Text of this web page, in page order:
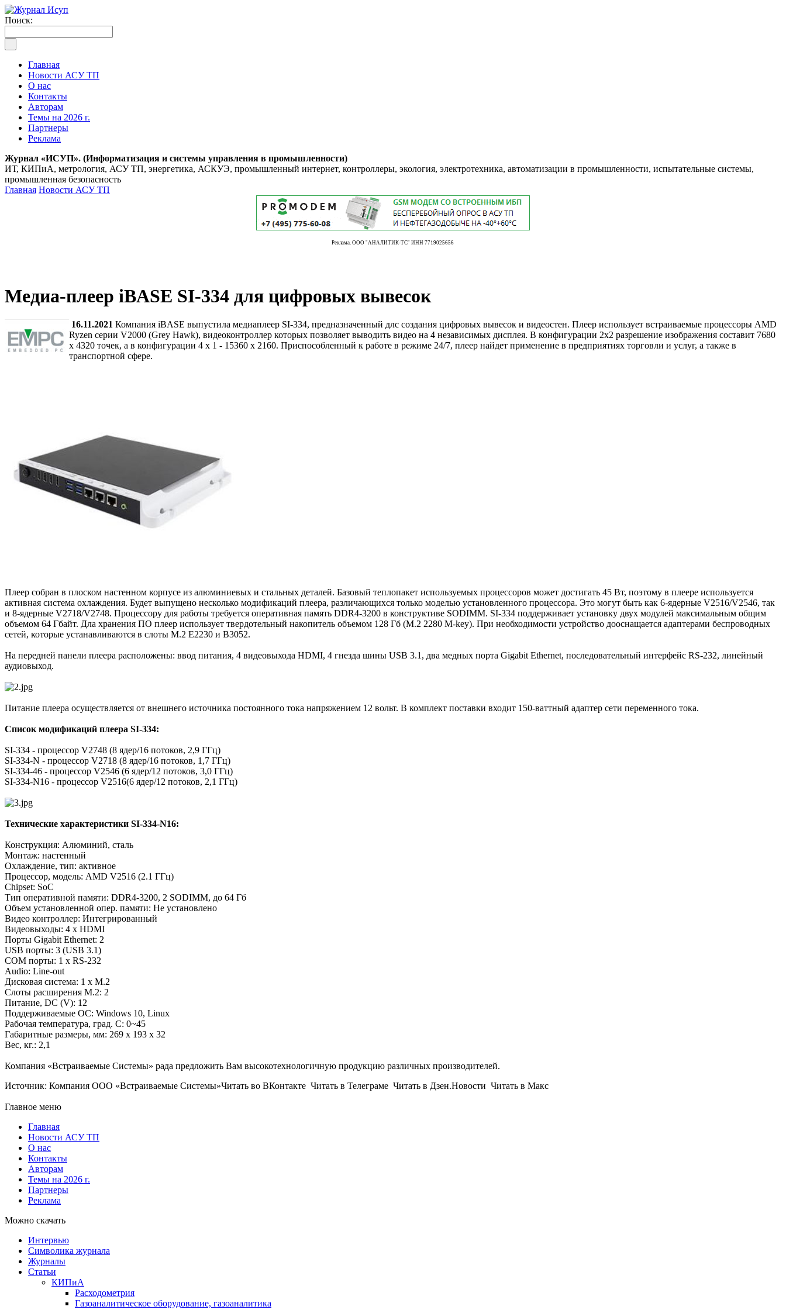
Поиск:
Главная
Новости АСУ ТП
О нас
Контакты
Авторам
Темы на 2026 г.
Партнеры
Реклама
Журнал «ИСУП». (Информатизация и системы управления в промышленности)
ИТ, КИПиА, метрология, АСУ ТП, энергетика, АСКУЭ, промышленный интернет, контроллеры, экология, электротехника, автоматизации в промышленности, испытательные системы,
промышленная безопасность
Главная Новости АСУ ТП
Реклама. ООО "АНАЛИТИК-ТС" ИНН 7719025656
Медиа-плеер iBASE SI-334 для цифровых вывесок
16.11.2021 Компания iBASE выпустила медиаплеер SI-334, предназначенный длс создания цифровых вывесок и видеостен. Плеер использует встраиваемые процессоры AMD
Ryzen серии V2000 (Grey Hawk), видеоконтроллер которых позволяет выводить видео на 4 независимых дисплея. В конфигурации 2x2 разрешение изображения составит 7680
x 4320 точек, а в конфигурации 4 x 1 - 15360 x 2160. Приспособленный к работе в режиме 24/7, плеер найдет применение в предприятиях торговли и услуг, а также в
транспортной сфере.
Плеер собран в плоском настенном корпусе из алюминиевых и стальных деталей. Базовый теплопакет используемых процессоров может достигать 45 Вт, поэтому в плеере используется
активная система охлаждения. Будет выпущено несколько модификаций плеера, различающихся только моделью установленного процессора. Это могут быть как 6-ядерные V2516/V2546, так
и 8-ядерные V2718/V2748. Процессору для работы требуется оперативная память DDR4-3200 в конструктиве SODIMM. SI-334 поддерживает установку двух модулей максимальным общим
объемом 64 Гбайт. Дла хранения ПО плеер использует твердотельный накопитель объемом 128 Гб (M.2 2280 M-key). При необходимости устройство дооснащается адаптерами беспроводных
сетей, которые устанавливаются в слоты M.2 E2230 и B3052.
На передней панели плеера расположены: ввод питания, 4 видеовыхода HDMI, 4 гнезда шины USB 3.1, два медных порта Gigabit Ethernet, последовательный интерфейс RS-232, линейный
аудиовыход.
Питание плеера осуществляется от внешнего источника постоянного тока напряжением 12 вольт. В комплект поставки входит 150-ваттный адаптер сети переменного тока.
Список модификаций плеера SI-334:
SI-334 - процессор V2748 (8 ядер/16 потоков, 2,9 ГГц)
SI-334-N - процессор V2718 (8 ядер/16 потоков, 1,7 ГГц)
SI-334-46 - процессор V2546 (6 ядер/12 потоков, 3,0 ГГц)
SI-334-N16 - процессор V2516(6 ядер/12 потоков, 2,1 ГГц)
Технические характеристики SI-334-N16:
Конструкция: Алюминий, сталь
Монтаж: настенный
Охлаждение, тип: активное
Процессор, модель: AMD V2516 (2.1 ГГц)
Chipset: SoC
Тип оперативной памяти: DDR4-3200, 2 SODIMM, до 64 Гб
Объем установленной опер. памяти: Не установлено
Видео контроллер: Интегрированный
Видеовыходы: 4 x HDMI
Порты Gigabit Ethernet: 2
USB порты: 3 (USB 3.1)
COM порты: 1 x RS-232
Audio: Line-out
Дисковая система: 1 x M.2
Слоты расширения M.2: 2
Питание, DC (V): 12
Поддерживаемые ОС: Windows 10, Linux
Рабочая температура, град. C: 0~45
Габаритные размеры, мм: 269 x 193 x 32
Вес, кг.: 2,1
Компания «Встраиваемые Cистемы» рада предложить Вам высокотехнологичную продукцию различных производителей.
Источник: Компания ООО «Встраиваемые Системы»Читать во ВКонтакте Читать в Телеграме Читать в Дзен.Новости Читать в Макс
Главное меню
Главная
Новости АСУ ТП
О нас
Контакты
Авторам
Темы на 2026 г.
Партнеры
Реклама
Можно скачать
Интервью
Символика журнала
Журналы
Статьи
КИПиА
Расходометрия
Газоаналитическое оборудование, газоаналитика